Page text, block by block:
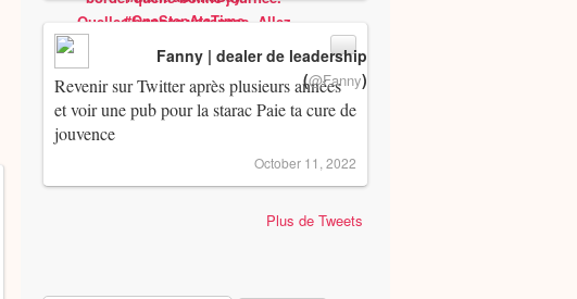
Revenir sur Twitter après plusieurs années
et voir une pub pour la starac Paie ta cure de
jouvence
Fanny | dealer de leadership
(@Fanny)
October 11, 2022
Plus de Tweets